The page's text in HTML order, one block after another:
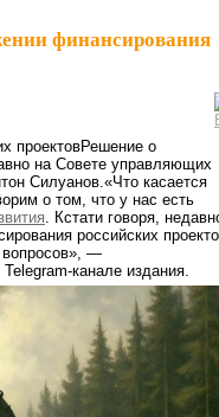
финансирования
проектовРешение о
на Совете управляющих
Силуанов.«Что касается
о том, что у нас есть
. Кстати говоря,
российских
вопросов», —
канале издания.